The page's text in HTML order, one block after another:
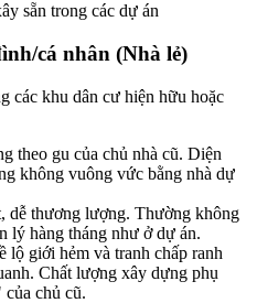
sẵn trong các dự án
cá nhân (Nhà lẻ)
các khu dân cư hiện hữu hoặc
theo gu của chủ nhà cũ. Diện
không vuông vức bằng nhà dự
dễ thương lượng. Thường không
lý hàng tháng như ở dự án.
lộ giới hẻm và tranh chấp ranh
Chất lượng xây dựng phụ
chủ cũ.